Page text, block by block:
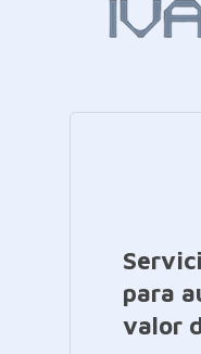
para
valor